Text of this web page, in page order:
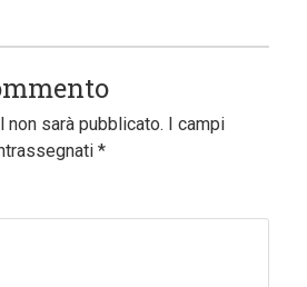
sarà pubblicato. I campi
*